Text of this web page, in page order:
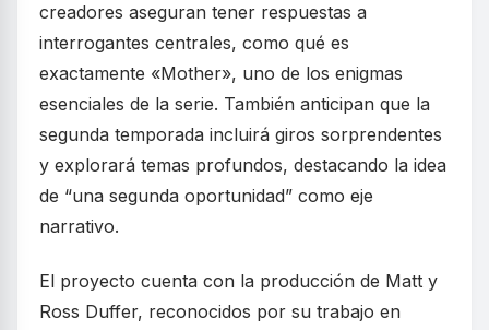
creadores aseguran tener respuestas a
interrogantes centrales, como qué es
exactamente «Mother», uno de los enigmas
esenciales de la serie. También anticipan que la
segunda temporada incluirá giros sorprendentes
y explorará temas profundos, destacando la idea
de “una segunda oportunidad” como eje
narrativo.
El proyecto cuenta con la producción de Matt y
Ross Duffer, reconocidos por su trabajo en